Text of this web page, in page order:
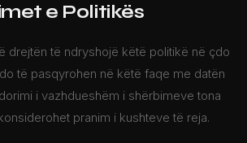
e Politikës
drejtën të ndryshojë këtë politikë në çdo
të pasqyrohen në këtë faqe me datën
i vazhdueshëm i shërbimeve tona
pranim i kushteve të reja.